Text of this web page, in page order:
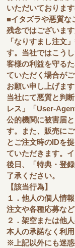
いただいておりま
■イタズラや悪質な
残念ではございま
「なりすまし注文
す。当社ではこう
客様の利益を守る
ていただく場合が
お願い申し上げます
当社にて悪質と判
レス」「User-
公的機関に被害届
す。また、販売に
とご注文時のIDを
ていただきます。
後日、「特典・登
了承ください。
【該当行為】
１．他人の個人情
注文や各種応募な
２．架空または他
本人の承諾なく利
※上記以外にも迷